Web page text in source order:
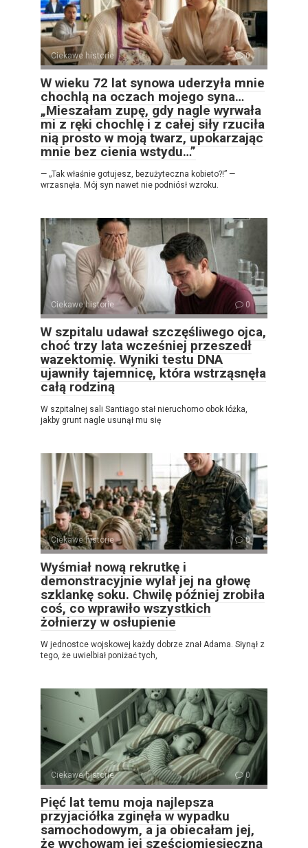
Ciekawe historie 0
W wieku 72 lat synowa uderzyła mnie
chochlą na oczach mojego syna…
„Mieszałam zupę, gdy nagle wyrwała
mi z ręki chochlę i z całej siły rzuciła
nią prosto w moją twarz, upokarzając
mnie bez cienia wstydu…”
— „Tak właśnie gotujesz, bezużyteczna kobieto?!” —
wrzasnęła. Mój syn nawet nie podniósł wzroku.
Ciekawe historie 0
W szpitalu udawał szczęśliwego ojca,
choć trzy lata wcześniej przeszedł
wazektomię. Wyniki testu DNA
ujawniły tajemnicę, która wstrząsnęła
całą rodziną
W szpitalnej sali Santiago stał nieruchomo obok łóżka,
jakby grunt nagle usunął mu się
Ciekawe historie 0
Wyśmiał nową rekrutkę i
demonstracyjnie wylał jej na głowę
szklankę soku. Chwilę później zrobiła
coś, co wprawiło wszystkich
żołnierzy w osłupienie
W jednostce wojskowej każdy dobrze znał Adama. Słynął z
tego, że uwielbiał poniżać tych,
Ciekawe historie 0
Pięć lat temu moja najlepsza
przyjaciółka zginęła w wypadku
samochodowym, a ja obiecałam jej,
że wychowam jej sześciomiesięczną